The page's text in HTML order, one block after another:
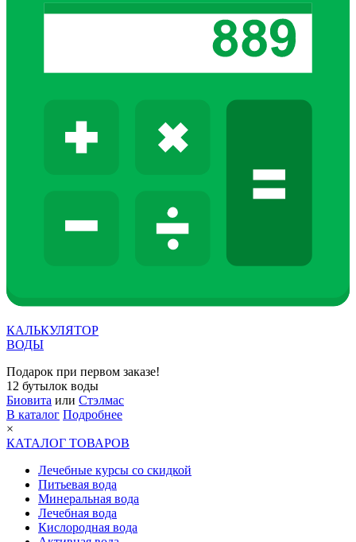
КАЛЬКУЛЯТОР
ВОДЫ
Подарок при первом заказе!
12 бутылок воды
Биовита или Стэлмас
В каталог Подробнее
×
КАТАЛОГ ТОВАРОВ
Лечебные курсы со скидкой
Питьевая вода
Минеральная вода
Лечебная вода
Кислородная вода